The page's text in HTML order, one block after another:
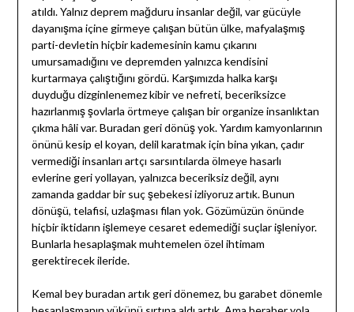
atıldı. Yalnız deprem mağduru insanlar değil, var gücüyle
dayanışma içine girmeye çalışan bütün ülke, mafyalaşmış
parti-devletin hiçbir kademesinin kamu çıkarını
umursamadığını ve depremden yalnızca kendisini
kurtarmaya çalıştığını gördü. Karşımızda halka karşı
duyduğu dizginlenemez kibir ve nefreti, beceriksizce
hazırlanmış şovlarla örtmeye çalışan bir organize insanlıktan
çıkma hâli var. Buradan geri dönüş yok. Yardım kamyonlarının
önünü kesip el koyan, delil karatmak için bina yıkan, çadır
vermediği insanları artçı sarsıntılarda ölmeye hasarlı
evlerine geri yollayan, yalnızca beceriksiz değil, aynı
zamanda gaddar bir suç şebekesi izliyoruz artık. Bunun
dönüşü, telafisi, uzlaşması filan yok. Gözümüzün önünde
hiçbir iktidarın işlemeye cesaret edemediği suçlar işleniyor.
Bunlarla hesaplaşmak muhtemelen özel ihtimam
gerektirecek ileride.
Kemal bey buradan artık geri dönemez, bu garabet dönemle